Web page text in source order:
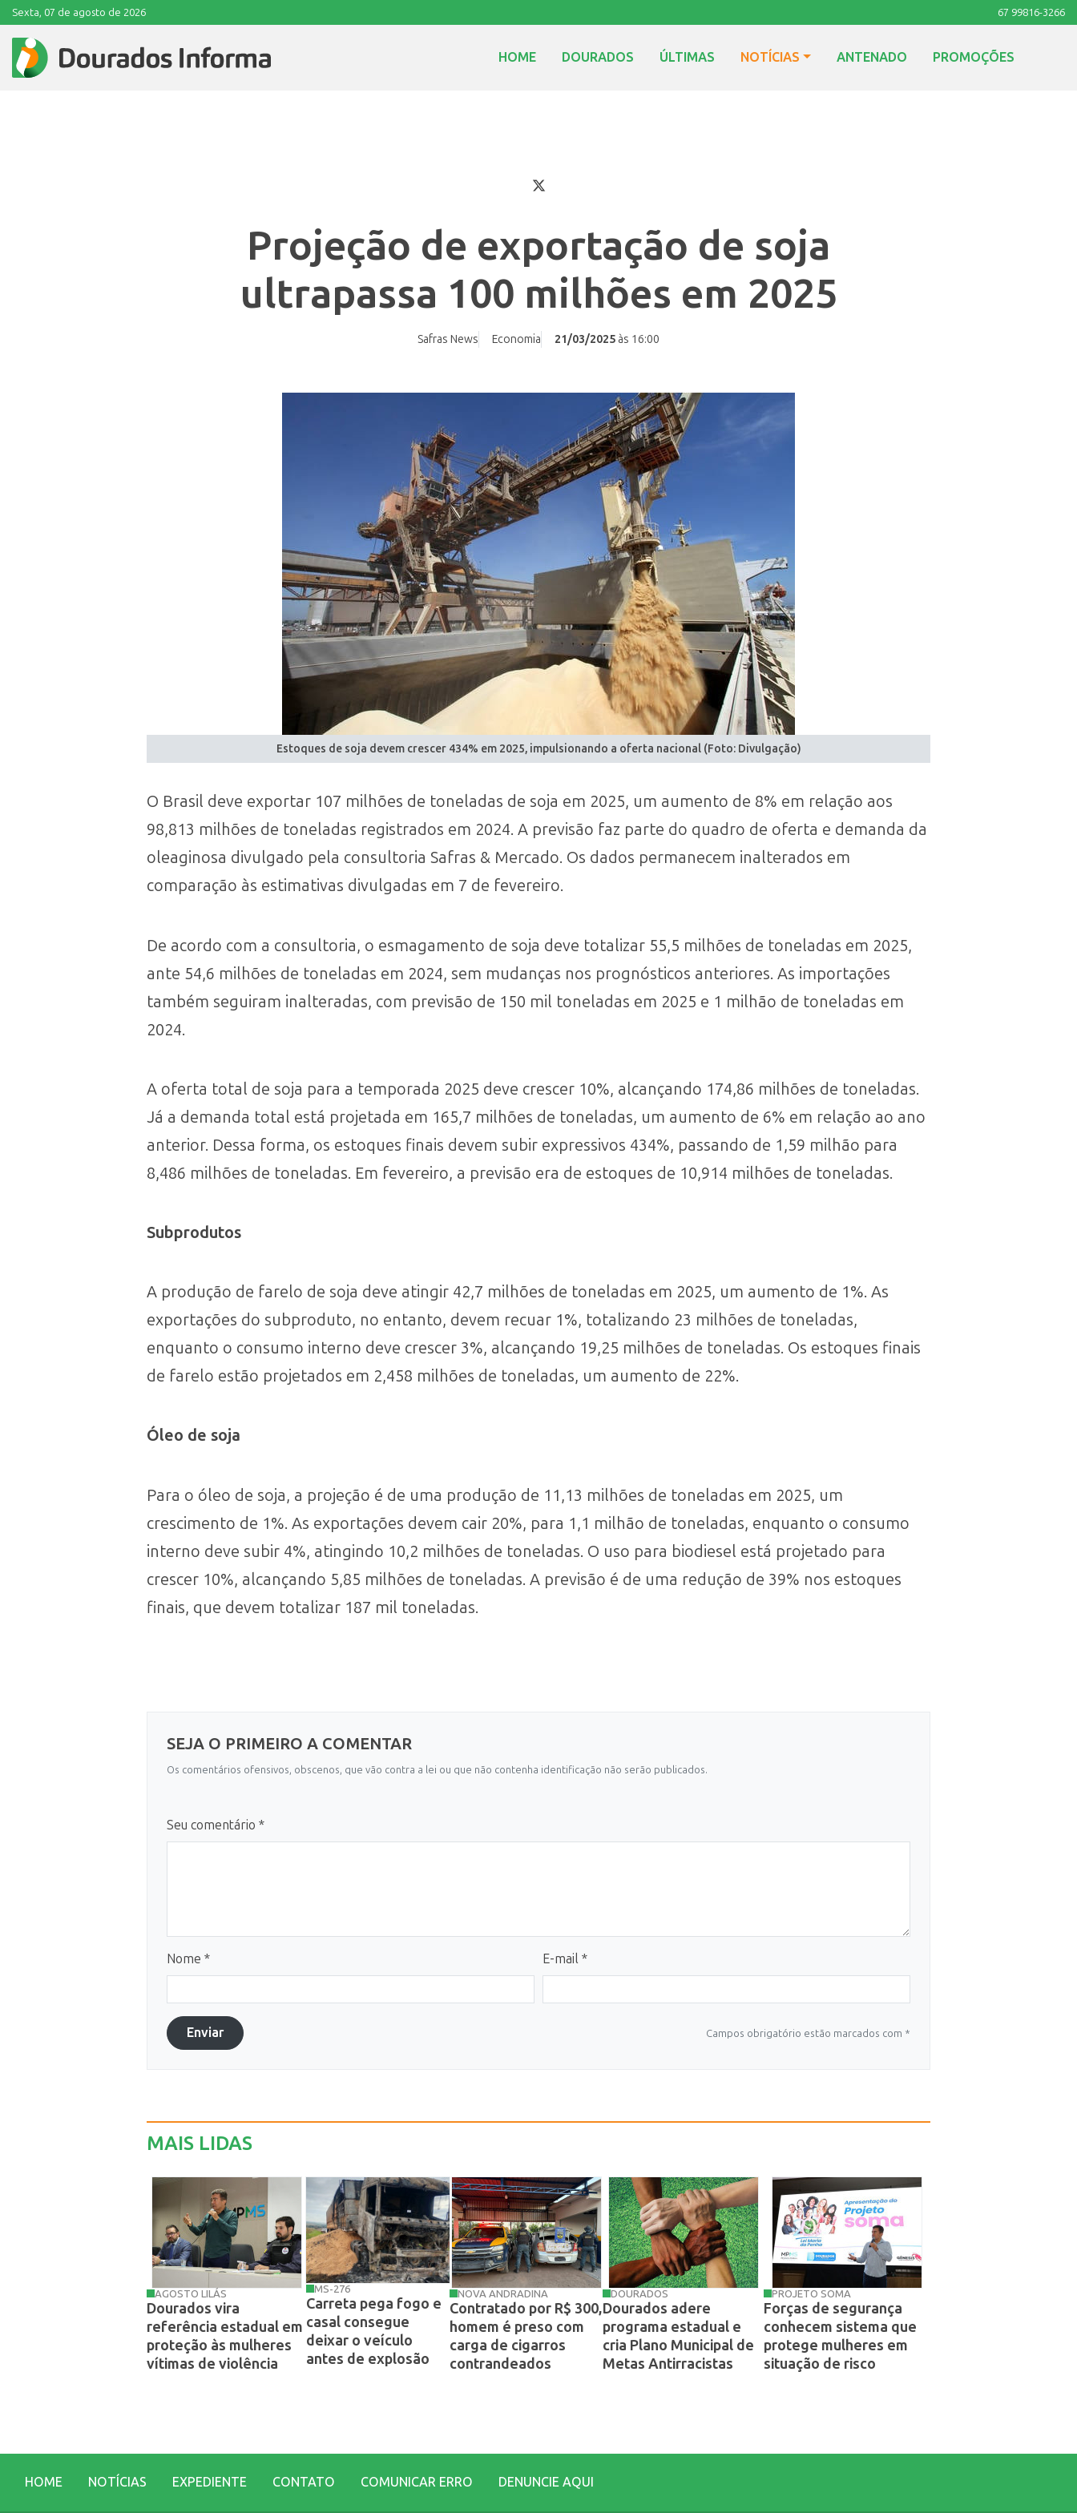
Sexta, 07 de agosto de 2026 67 99816-3266
HOME DOURADOS ÚLTIMAS NOTÍCIAS ANTENADO PROMOÇÕES
Projeção de exportação de soja
ultrapassa 100 milhões em 2025
Safras News Economia 21/03/2025 às 16:00
Estoques de soja devem crescer 434% em 2025, impulsionando a oferta nacional (Foto: Divulgação)
O Brasil deve exportar 107 milhões de toneladas de soja em 2025, um aumento de 8% em relação aos
98,813 milhões de toneladas registrados em 2024. A previsão faz parte do quadro de oferta e demanda da
oleaginosa divulgado pela consultoria Safras & Mercado. Os dados permanecem inalterados em
comparação às estimativas divulgadas em 7 de fevereiro.
De acordo com a consultoria, o esmagamento de soja deve totalizar 55,5 milhões de toneladas em 2025,
ante 54,6 milhões de toneladas em 2024, sem mudanças nos prognósticos anteriores. As importações
também seguiram inalteradas, com previsão de 150 mil toneladas em 2025 e 1 milhão de toneladas em
2024.
A oferta total de soja para a temporada 2025 deve crescer 10%, alcançando 174,86 milhões de toneladas.
Já a demanda total está projetada em 165,7 milhões de toneladas, um aumento de 6% em relação ao ano
anterior. Dessa forma, os estoques finais devem subir expressivos 434%, passando de 1,59 milhão para
8,486 milhões de toneladas. Em fevereiro, a previsão era de estoques de 10,914 milhões de toneladas.
Subprodutos
A produção de farelo de soja deve atingir 42,7 milhões de toneladas em 2025, um aumento de 1%. As
exportações do subproduto, no entanto, devem recuar 1%, totalizando 23 milhões de toneladas,
enquanto o consumo interno deve crescer 3%, alcançando 19,25 milhões de toneladas. Os estoques finais
de farelo estão projetados em 2,458 milhões de toneladas, um aumento de 22%.
Óleo de soja
Para o óleo de soja, a projeção é de uma produção de 11,13 milhões de toneladas em 2025, um
crescimento de 1%. As exportações devem cair 20%, para 1,1 milhão de toneladas, enquanto o consumo
interno deve subir 4%, atingindo 10,2 milhões de toneladas. O uso para biodiesel está projetado para
crescer 10%, alcançando 5,85 milhões de toneladas. A previsão é de uma redução de 39% nos estoques
finais, que devem totalizar 187 mil toneladas.
SEJA O PRIMEIRO A COMENTAR
Os comentários ofensivos, obscenos, que vão contra a lei ou que não contenha identificação não serão publicados.
Seu comentário *
Nome * E-mail *
Enviar Campos obrigatório estão marcados com *
MAIS LIDAS
AGOSTO LILÁS
Dourados vira
referência estadual em
proteção às mulheres
vítimas de violência
MS-276
Carreta pega fogo e
casal consegue
deixar o veículo
antes de explosão
NOVA ANDRADINA
Contratado por R$ 300,
homem é preso com
carga de cigarros
contrandeados
DOURADOS
Dourados adere
programa estadual e
cria Plano Municipal de
Metas Antirracistas
PROJETO SOMA
Forças de segurança
conhecem sistema que
protege mulheres em
situação de risco
HOME NOTÍCIAS EXPEDIENTE CONTATO COMUNICAR ERRO DENUNCIE AQUI